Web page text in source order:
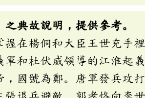
之典故說明，提供參考。
握在楊侗和大臣王世充手
軍和杜伏威領導的江淮起
國號為鄭。唐軍發兵攻
退兵避敵。郭孝恪向李